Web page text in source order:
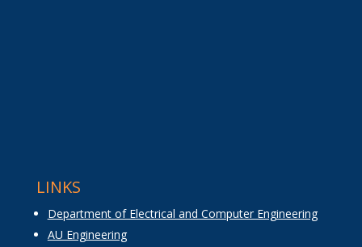
LINKS
Department of Electrical and Computer Engineering
AU Engineering